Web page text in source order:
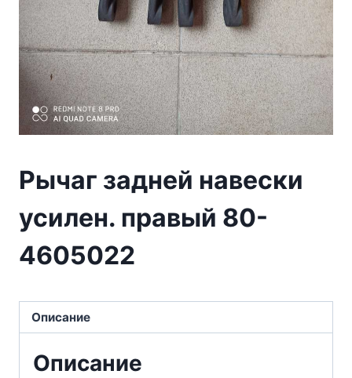
Рычаг задней навески
усилен. правый 80-
4605022
Описание
Описание